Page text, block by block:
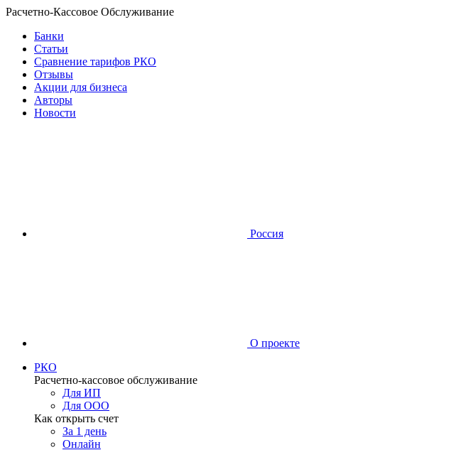
Расчетно-Кассовое Обслуживание
Банки
Статьи
Сравнение тарифов РКО
Отзывы
Акции для бизнеса
Авторы
Новости
Россия
О проекте
РКО
Расчетно-кассовое обслуживание
Для ИП
Для ООО
Как открыть счет
За 1 день
Онлайн